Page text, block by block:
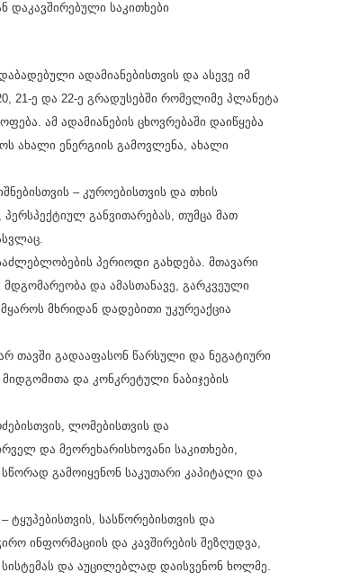
დაკავშირებული საკითხები
ადამიანებისთვის და ასევე იმ
21-ე და 22-ე გრადუსებში რომელიმე პლანეტა
ამ ადამიანების ცხოვრებაში დაიწყება
ახალი ენერგიის გამოვლენა, ახალი
– კუროებისთვის და თხის
განვითარებას, თუმცა მათ
პერიოდი გახდება. მთავარი
და ამასთანავე, გარკვეული
მხრიდან დადებითი უკურეაქცია
თავში გადააფასონ წარსული და ნეგატიური
და კონკრეტული ნაბიჯების
ლომებისთვის და
და მეორეხარისხოვანი საკითხები,
გამოიყენონ საკუთარი კაპიტალი და
ტყუპებისთვის, სასწორებისთვის და
ინფორმაციის და კავშირების შეზღუდვა,
და აუცილებლად დაისვენონ ხოლმე.